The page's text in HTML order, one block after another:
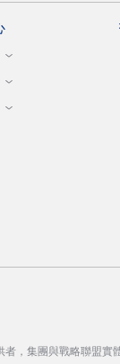
，集團與戰略聯盟實